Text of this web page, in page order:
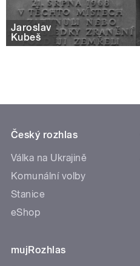
Jaroslav
Kubeš
Český rozhlas
Válka na Ukrajině
Komunální volby
Stanice
eShop
mujRozhlas